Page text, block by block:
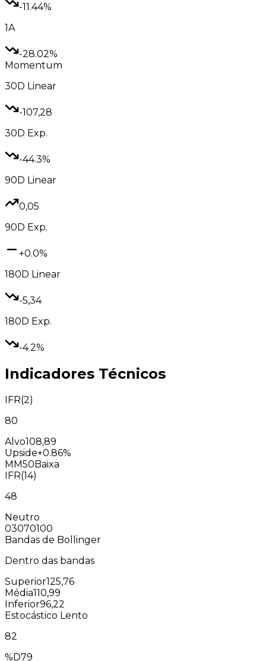
-11.44%
1A
-28.02%
Momentum
30D Linear
-107,28
30D Exp.
-44.3%
90D Linear
0,05
90D Exp.
+0.0%
180D Linear
-5,34
180D Exp.
-4.2%
Indicadores Técnicos
IFR(2)
80
Alvo108,89
Upside+0.86%
MM50Baixa
IFR(14)
48
Neutro
03070100
Bandas de Bollinger
Dentro das bandas
Superior125,76
Média110,99
Inferior96,22
Estocástico Lento
82
%D79